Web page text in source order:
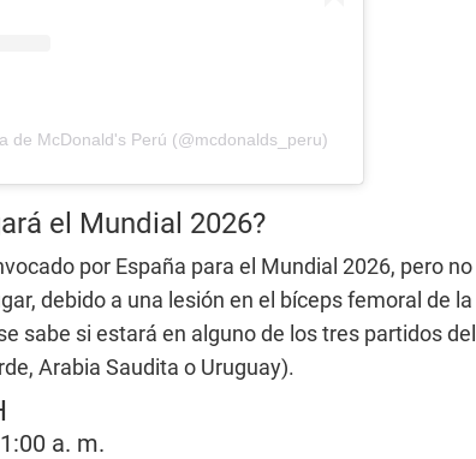
de McDonald's Perú (@mcdonalds_peru)
el Mundial 2026?
por España para el Mundial 2026, pero no
debido a una lesión en el bíceps femoral de la
sabe si estará en alguno de los tres partidos del
Arabia Saudita o Uruguay).
a. m.